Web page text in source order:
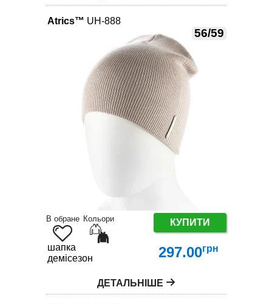
Atrics™ UH-888
56/59
В обране Кольори КУПИТИ
шапка
демісезон
297.00грн
ДЕТАЛЬНІШЕ